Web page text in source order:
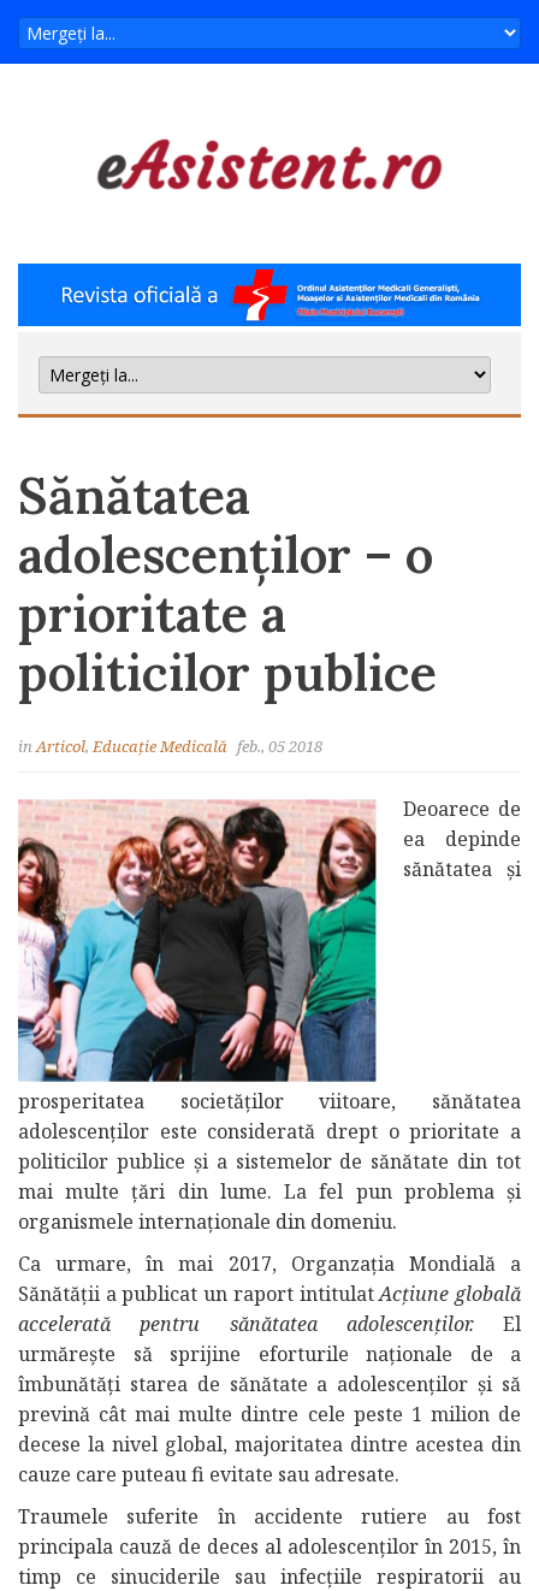
Sănătatea
adolescenţilor – o
prioritate a
politicilor publice
inArticol, Educație Medicală feb., 05 2018
Deoarece de
ea depinde
sănătatea şi
prosperitatea societăţilor viitoare, sănătatea
adolescenţilor este considerată drept o prioritate a
politicilor publice şi a sistemelor de sănătate din tot
mai multe ţări din lume. La fel pun problema şi
organismele internaţionale din domeniu.
Ca urmare, în mai 2017, Organzaţia Mondială a
Sănătăţii a publicat un raport intitulatAcţiune globală
accelerată pentru sănătatea adolescenţilor. El
urmăreşte să sprijine eforturile naţionale de a
îmbunătăţi starea de sănătate a adolescenţilor şi să
prevină cât mai multe dintre cele peste 1 milion de
decese la nivel global, majoritatea dintre acestea din
cauze care puteau fi evitate sau adresate.
Traumele suferite în accidente rutiere au fost
principala cauză de deces al adolescenţilor în 2015, în
timp ce sinuciderile sau infecţiile respiratorii au